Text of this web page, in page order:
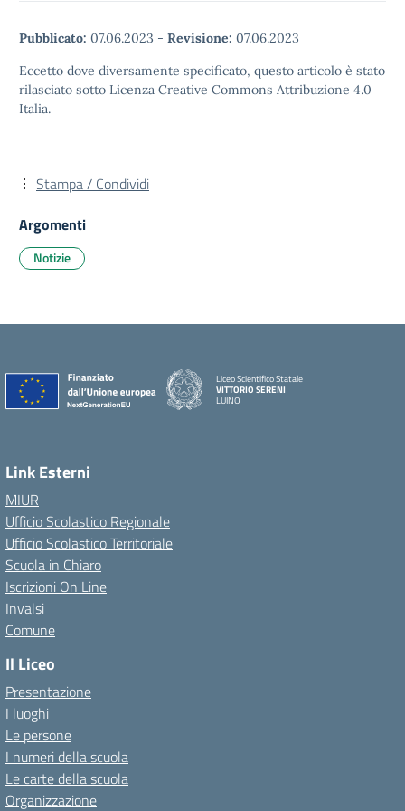
Pubblicato: 07.06.2023 - Revisione: 07.06.2023
Eccetto dove diversamente specificato, questo articolo è stato
rilasciato sotto Licenza Creative Commons Attribuzione 4.0
Italia.
Stampa / Condividi
Argomenti
Notizie
Liceo Scientifico Statale
VITTORIO SERENI
LUINO
Link Esterni
MIUR
Ufficio Scolastico Regionale
Ufficio Scolastico Territoriale
Scuola in Chiaro
Iscrizioni On Line
Invalsi
Comune
Il Liceo
Presentazione
I luoghi
Le persone
I numeri della scuola
Le carte della scuola
Organizzazione